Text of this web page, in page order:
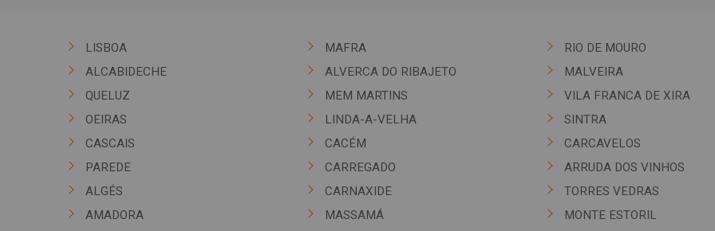
LISBOA
ALCABIDECHE
QUELUZ
OEIRAS
CASCAIS
PAREDE
ALGÉS
AMADORA
MAFRA
ALVERCA DO RIBAJETO
MEM MARTINS
LINDA-A-VELHA
CACÉM
CARREGADO
CARNAXIDE
MASSAMÁ
RIO DE MOURO
MALVEIRA
VILA FRANCA DE XIRA
SINTRA
CARCAVELOS
ARRUDA DOS VINHOS
TORRES VEDRAS
MONTE ESTORIL